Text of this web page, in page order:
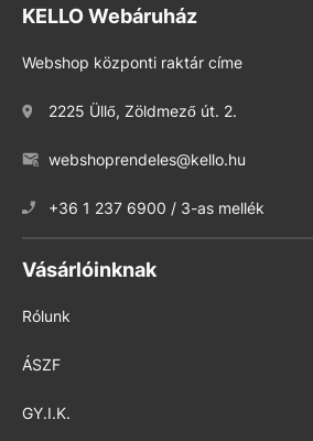
KELLO Webáruház
Webshop központi raktár címe
2225 Üllő, Zöldmező út. 2.
webshoprendeles@kello.hu
+36 1 237 6900 / 3-as mellék
Vásárlóinknak
Rólunk
ÁSZF
GY.I.K.